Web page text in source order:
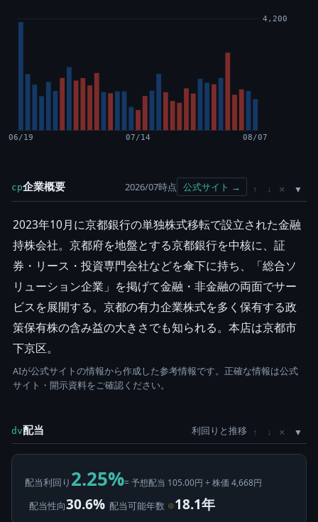
4,200
06/19 07/14 08/07
cp企業概要 2026/07時点 公式サイト → ↑ ↓ ×
2023年10月に京都銀行の単独株式移転で設立された金融
持株会社。京都府を地盤とする京都銀行を中核に、証
券・リース・投資専門会社などを傘下に持ち、「総合ソ
リューション企業」を掲げて金融・非金融の両面でサー
ビスを展開する。京都の有力企業株式を多く保有する政
策保有株の含み益の大きさでも知られる。本店は京都市
下京区。
AIが公式サイトの情報から作成した参考情報です。正確な情報は公式
サイト・開示資料をご確認ください。
dv配当 利回りと推移 ↑ ↓ ×
配当利回り 2.25%= 予想配当 105.00円 ÷ 株価 4,668円
配当性向30.6% 配当可能年数 ⊙18.1年